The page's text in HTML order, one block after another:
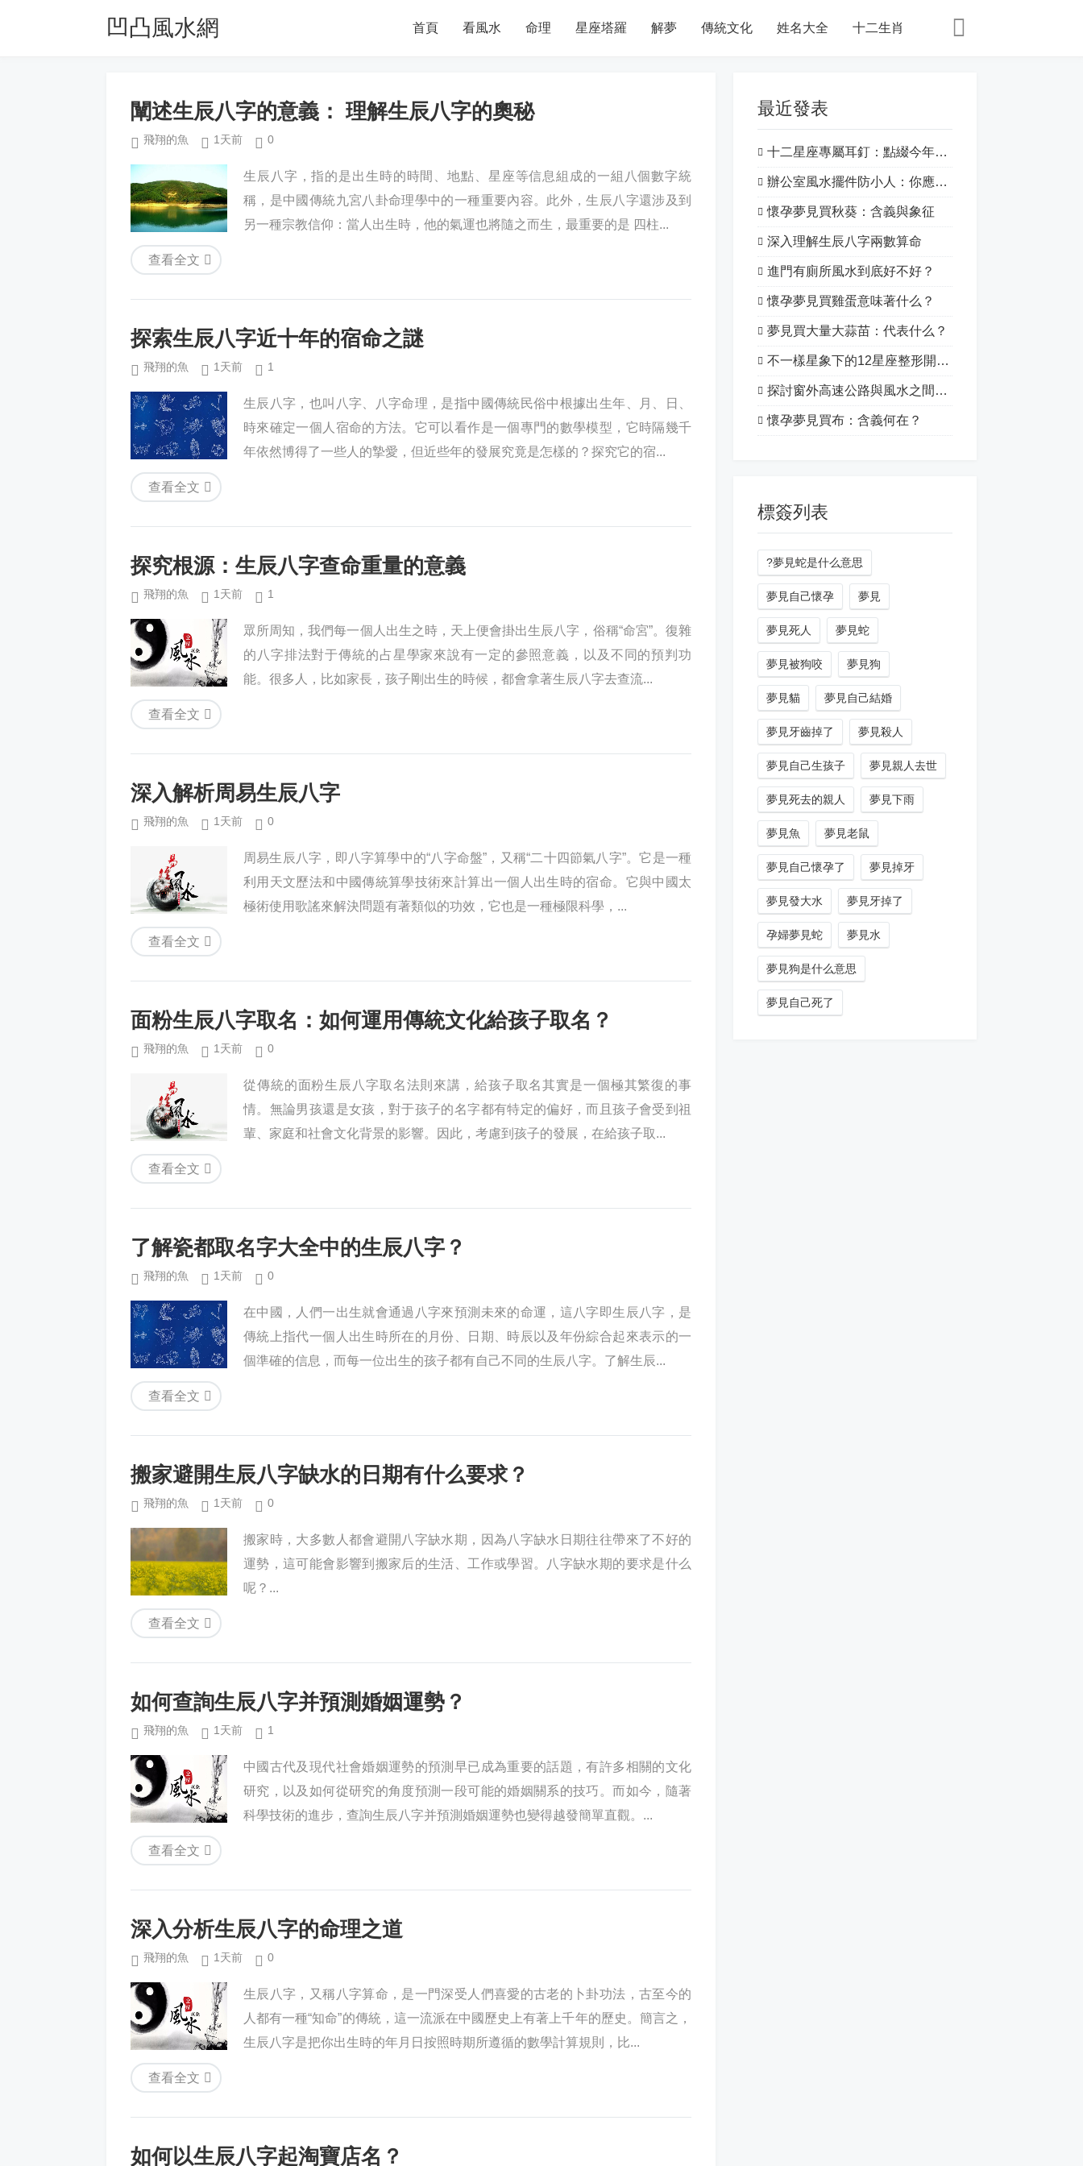
凹凸風水網 首頁 看風水 命理 星座塔羅 解夢 傳統文化 姓名大全 十二生肖
闡述生辰八字的意義： 理解生辰八字的奧秘
飛翔的魚 1天前 0
生辰八字，指的是出生時的時間、地點、星座等信息組成的一組八個數字統
稱，是中國傳統九宮八卦命理學中的一種重要內容。此外，生辰八字還涉及到
另一種宗教信仰：當人出生時，他的氣運也將隨之而生，最重要的是 四柱...
查看全文
探索生辰八字近十年的宿命之謎
飛翔的魚 1天前 1
生辰八字，也叫八字、八字命理，是指中國傳統民俗中根據出生年、月、日、
時來確定一個人宿命的方法。它可以看作是一個專門的數學模型，它時隔幾千
年依然博得了一些人的摯愛，但近些年的發展究竟是怎樣的？探究它的宿...
查看全文
探究根源：生辰八字查命重量的意義
飛翔的魚 1天前 1
眾所周知，我們每一個人出生之時，天上便會掛出生辰八字，俗稱“命宮”。復雜
的八字排法對于傳統的占星學家來說有一定的參照意義，以及不同的預判功
能。很多人，比如家長，孩子剛出生的時候，都會拿著生辰八字去查流...
查看全文
深入解析周易生辰八字
飛翔的魚 1天前 0
周易生辰八字，即八字算學中的“八字命盤”，又稱“二十四節氣八字”。它是一種
利用天文歷法和中國傳統算學技術來計算出一個人出生時的宿命。它與中國太
極術使用歌謠來解決問題有著類似的功效，它也是一種極限科學，...
查看全文
面粉生辰八字取名：如何運用傳統文化給孩子取名？
飛翔的魚 1天前 0
從傳統的面粉生辰八字取名法則來講，給孩子取名其實是一個極其繁復的事
情。無論男孩還是女孩，對于孩子的名字都有特定的偏好，而且孩子會受到祖
輩、家庭和社會文化背景的影響。因此，考慮到孩子的發展，在給孩子取...
查看全文
了解瓷都取名字大全中的生辰八字？
飛翔的魚 1天前 0
在中國，人們一出生就會通過八字來預測未來的命運，這八字即生辰八字，是
傳統上指代一個人出生時所在的月份、日期、時辰以及年份綜合起來表示的一
個準確的信息，而每一位出生的孩子都有自己不同的生辰八字。了解生辰...
查看全文
搬家避開生辰八字缺水的日期有什么要求？
飛翔的魚 1天前 0
搬家時，大多數人都會避開八字缺水期，因為八字缺水日期往往帶來了不好的
運勢，這可能會影響到搬家后的生活、工作或學習。八字缺水期的要求是什么
呢？...
查看全文
如何查詢生辰八字并預測婚姻運勢？
飛翔的魚 1天前 1
中國古代及現代社會婚姻運勢的預測早已成為重要的話題，有許多相關的文化
研究，以及如何從研究的角度預測一段可能的婚姻關系的技巧。而如今，隨著
科學技術的進步，查詢生辰八字并預測婚姻運勢也變得越發簡單直觀。...
查看全文
深入分析生辰八字的命理之道
飛翔的魚 1天前 0
生辰八字，又稱八字算命，是一門深受人們喜愛的古老的卜卦功法，古至今的
人都有一種“知命”的傳統，這一流派在中國歷史上有著上千年的歷史。簡言之，
生辰八字是把你出生時的年月日按照時期所遵循的數學計算規則，比...
查看全文
如何以生辰八字起淘寶店名？
最近發表
十二星座專屬耳釘：點綴今年的特別之處！
辦公室風水擺件防小人：你應該知道的一切
懷孕夢見買秋葵：含義與象征
深入理解生辰八字兩數算命
進門有廁所風水到底好不好？
懷孕夢見買雞蛋意味著什么？
夢見買大量大蒜苗：代表什么？
不一樣星象下的12星座整形開運：揭開星象的神秘面紗
探討窗外高速公路與風水之間的關系
懷孕夢見買布：含義何在？
標簽列表
?夢見蛇是什么意思
夢見自己懷孕 夢見
夢見死人 夢見蛇
夢見被狗咬 夢見狗
夢見貓 夢見自己結婚
夢見牙齒掉了 夢見殺人
夢見自己生孩子 夢見親人去世
夢見死去的親人 夢見下雨
夢見魚 夢見老鼠
夢見自己懷孕了 夢見掉牙
夢見發大水 夢見牙掉了
孕婦夢見蛇 夢見水
夢見狗是什么意思
夢見自己死了